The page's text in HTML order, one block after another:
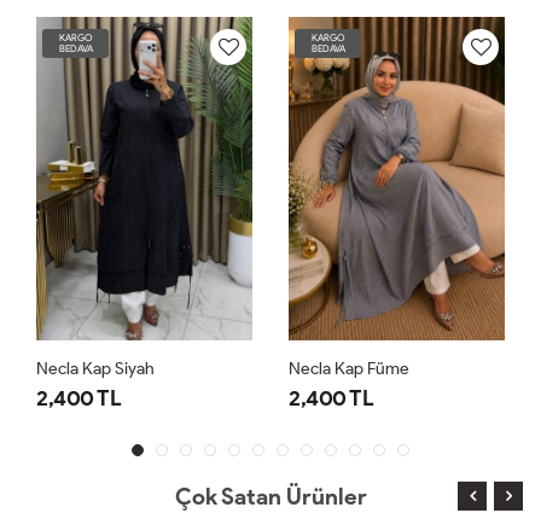
KARGO
BEDAVA
Necla Kap Siyah
2,400 TL
KARGO
BEDAVA
Necla Kap Füme
2,400 TL
Çok Satan Ürünler